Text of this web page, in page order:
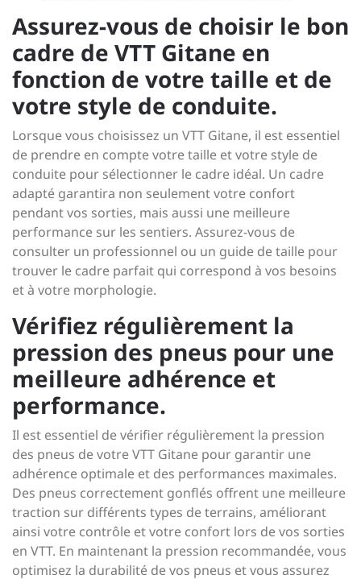
Assurez-vous de choisir le bon
cadre de VTT Gitane en
fonction de votre taille et de
votre style de conduite.
Lorsque vous choisissez un VTT Gitane, il est essentiel
de prendre en compte votre taille et votre style de
conduite pour sélectionner le cadre idéal. Un cadre
adapté garantira non seulement votre confort
pendant vos sorties, mais aussi une meilleure
performance sur les sentiers. Assurez-vous de
consulter un professionnel ou un guide de taille pour
trouver le cadre parfait qui correspond à vos besoins
et à votre morphologie.
Vérifiez régulièrement la
pression des pneus pour une
meilleure adhérence et
performance.
Il est essentiel de vérifier régulièrement la pression
des pneus de votre VTT Gitane pour garantir une
adhérence optimale et des performances maximales.
Des pneus correctement gonflés offrent une meilleure
traction sur différents types de terrains, améliorant
ainsi votre contrôle et votre confort lors de vos sorties
en VTT. En maintenant la pression recommandée, vous
optimisez la durabilité de vos pneus et vous assurez